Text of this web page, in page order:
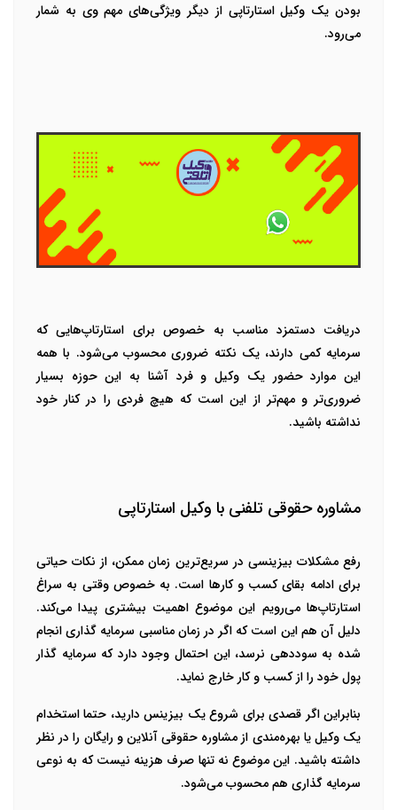
بودن یک وکیل استارتاپی از دیگر ویژگی‌های مهم وی به شمار
می‌رود.
دریافت دستمزد مناسب به خصوص برای استارتاپ‌هایی که
سرمایه کمی دارند، یک نکته ضروری محسوب می‌شود. با همه
این موارد حضور یک وکیل و فرد آشنا به این حوزه بسیار
ضروری‌تر و مهم‌تر از این است که هیچ فردی را در کنار خود
نداشته باشید.
مشاوره حقوقی تلفنی با وکیل استارتاپی
رفع مشکلات بیزینسی در سریع‌ترین زمان ممکن، از نکات حیاتی
برای ادامه بقای کسب و کارها است. به خصوص وقتی به سراغ
استارتاپ‌ها می‌رویم این موضوع اهمیت بیشتری پیدا می‌کند.
دلیل آن هم این است که اگر در زمان مناسبی سرمایه گذاری انجام
شده به سوددهی نرسد، این احتمال وجود دارد که سرمایه گذار
پول خود را از کسب و کار خارج نماید.
بنابراین اگر قصدی برای شروع یک بیزینس دارید، حتما استخدام
یک وکیل یا بهره‌مندی از مشاوره حقوقی آنلاین و رایگان را در نظر
داشته باشید. این موضوع نه تنها صرف هزینه نیست که به نوعی
سرمایه گذاری هم محسوب می‌شود.